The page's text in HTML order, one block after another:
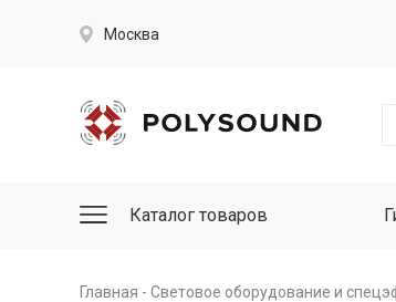
Москва
Каталог товаров
Главная Световое оборудование и